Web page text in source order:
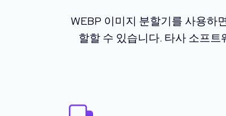
WEBP 이미지 분할기를 사용하
할할 수 있습니다. 타사 소프